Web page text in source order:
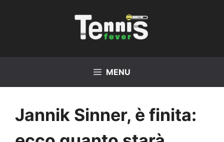
MENU
Jannik Sinner, è finita: